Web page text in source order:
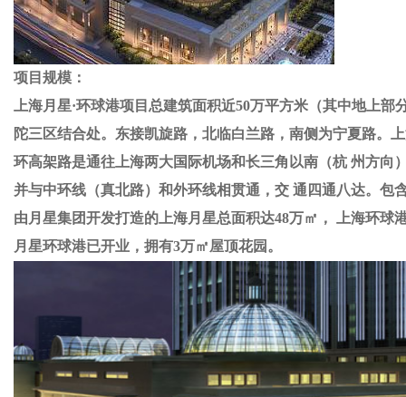
项目规模：
上海月星·环球港项目总建筑面积近50万平方米（其中地上部分近
陀三区结合处。东接凯旋路，北临白兰路，南侧为宁夏
环高架路是通往上海两大国际机场和长三角以南（杭 州方向）
并与中环线（真北路）和外环线相贯通，交 通四通八达。包
由月星集团开发打造的上海月星总面积达48万㎡， 上海环球港
月星环球港已开业，拥有3万㎡屋顶花园。